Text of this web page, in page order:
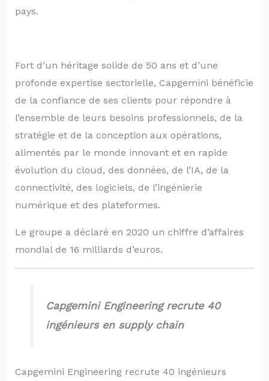
pays.
Fort d’un héritage solide de 50 ans et d’une
profonde expertise sectorielle, Capgemini bénéficie
de la confiance de ses clients pour répondre à
l’ensemble de leurs besoins professionnels, de la
stratégie et de la conception aux opérations,
alimentés par le monde innovant et en rapide
évolution du cloud, des données, de l’IA, de la
connectivité, des logiciels, de l’ingénierie
numérique et des plateformes.
Le groupe a déclaré en 2020 un chiffre d’affaires
mondial de 16 milliards d’euros.
Capgemini Engineering recrute 40
ingénieurs en supply chain
Capgemini Engineering recrute 40 ingénieurs